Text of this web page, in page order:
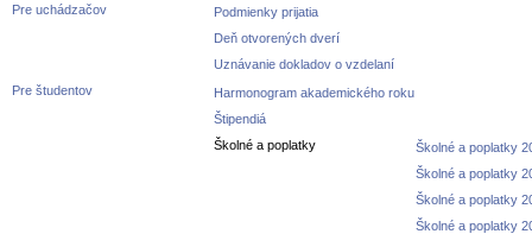
Pre uchádzačov
Podmienky prijatia
Deň otvorených dverí
Uznávanie dokladov o vzdelaní
Pre študentov
Harmonogram akademického roku
Štipendiá
Školné a poplatky
Školné a poplatky
Školné a poplatky
Školné a poplatky
Školné a poplatky